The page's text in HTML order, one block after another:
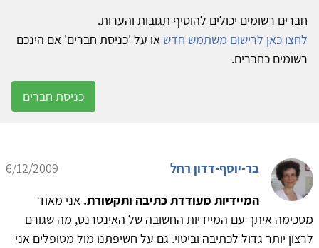
חברים רשומים יכולים להוסיף תגובות והערות.
לחצו כאן לרישום משתמש חדש או על 'כניסת חברים' אם הינכם
רשומים כחברים.
כניסת חברים
בר-יוסף-דדון רחל
6/12/2009
המיידיות מעודדת כתיבה ותקשורת. אני מאוד
מסכימה איתך עם המיידיות החשובה של האינטרנט, מה שגורם
לרצון יותר גדול לכתיבה וביטוי. גם על חשיפתנו מול מטופלים אני